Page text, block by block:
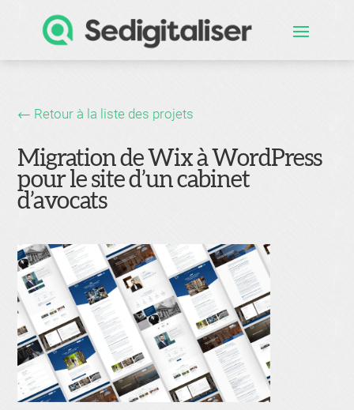
← Retour à la liste des projets
Migration de Wix à WordPress
pour le site d’un cabinet
d’avocats